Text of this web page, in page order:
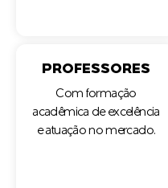
PROFESSORES
Com formação
acadêmica de excelência
e atuação no mercado.